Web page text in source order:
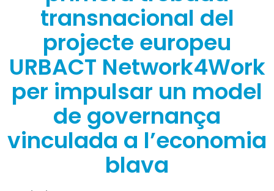
transnacional del
projecte europeu
URBACT Network4Work
per impulsar un model
de governança
vinculada a l’economia
blava